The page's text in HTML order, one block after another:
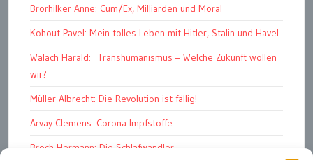
Brorhilker Anne: Cum/Ex, Milliarden und Moral
Kohout Pavel: Mein tolles Leben mit Hitler, Stalin und Havel
Walach Harald: Transhumanismus – Welche Zukunft wollen
wir?
Müller Albrecht: Die Revolution ist fällig!
Arvay Clemens: Corona Impfstoffe
Broch Hermann: Die Schlafwandler